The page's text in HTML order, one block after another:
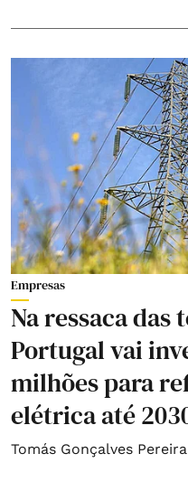
Empresas
Na ressaca das
Portugal vai
milhões para
elétrica até
Tomás Gonçalves Pereira